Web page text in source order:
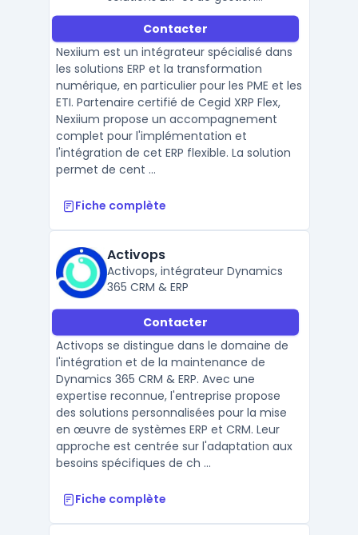
documentaire pour PME et ETI.
Contacter
Nexiium est un intégrateur spécialisé dans
les solutions ERP et la transformation
numérique, en particulier pour les PME et les
ETI. Partenaire certifié de Cegid XRP Flex,
Nexiium propose un accompagnement
complet pour l'implémentation et
l'intégration de cet ERP flexible. La solution
permet de cent ...
Fiche complète
Activops
Activops, intégrateur Dynamics
365 CRM & ERP
Contacter
Activops se distingue dans le domaine de
l'intégration et de la maintenance de
Dynamics 365 CRM & ERP. Avec une
expertise reconnue, l'entreprise propose
des solutions personnalisées pour la mise
en œuvre de systèmes ERP et CRM. Leur
approche est centrée sur l'adaptation aux
besoins spécifiques de ch ...
Fiche complète